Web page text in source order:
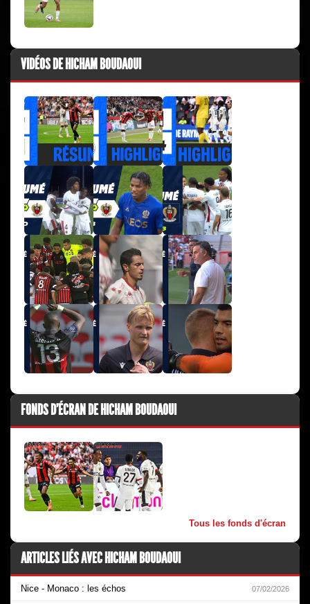
VIDÉOS DE HICHAM BOUDAOUI
FONDS D'ÉCRAN DE HICHAM BOUDAOUI
Tous les fonds d'écran
ARTICLES LIÉS AVEC HICHAM BOUDAOUI
Nice - Monaco : les échos 07/02/2026